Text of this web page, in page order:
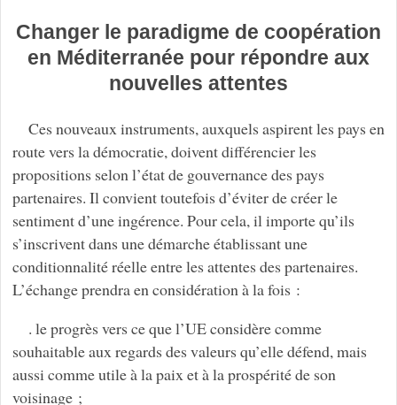
Changer le paradigme de coopération
en Méditerranée pour répondre aux
nouvelles attentes
Ces nouveaux instruments, auxquels aspirent les pays en
route vers la démocratie, doivent différencier les
propositions selon l’état de gouvernance des pays
partenaires. Il convient toutefois d’éviter de créer le
sentiment d’une ingérence. Pour cela, il importe qu’ils
s’inscrivent dans une démarche établissant une
conditionnalité réelle entre les attentes des partenaires.
L’échange prendra en considération à la fois :
. le progrès vers ce que l’UE considère comme
souhaitable aux regards des valeurs qu’elle défend, mais
aussi comme utile à la paix et à la prospérité de son
voisinage ;